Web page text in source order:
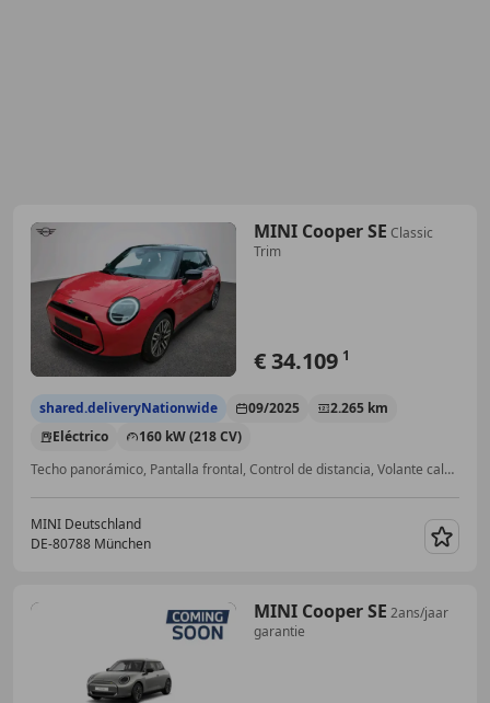
MINI Cooper SE Classic
Trim
€ 34.109 1
shared.deliveryNationwide 09/2025
2.265 km
Eléctrico
160 kW (218 CV)
Techo panorámico, Pantalla frontal, Control de distancia, Volante calefactable, Libro de mantenimiento, Isofix, Luces de carretera antideslumbrantes, Garantia
MINI Deutschland
DE-80788 München
MINI Cooper SE 2ans/jaar
garantie